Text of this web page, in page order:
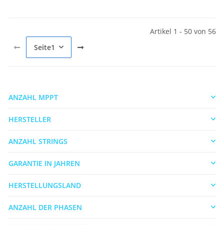
Artikel 1 - 50 von 56
Seite1
ANZAHL MPPT
HERSTELLER
ANZAHL STRINGS
GARANTIE IN JAHREN
HERSTELLUNGSLAND
ANZAHL DER PHASEN